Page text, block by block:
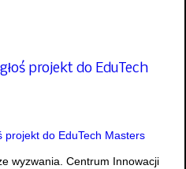
projekt do EduTech
wyzwania. Centrum Innowacji